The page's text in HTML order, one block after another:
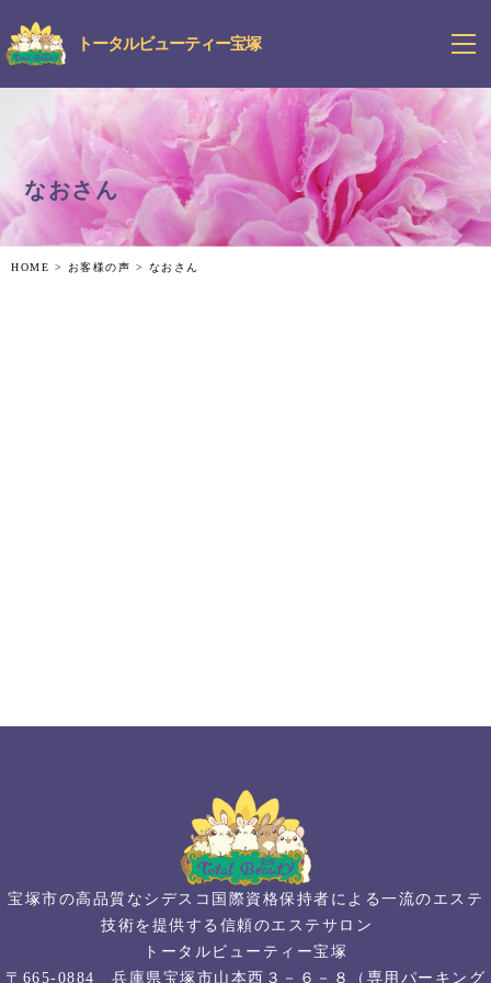
トータルビューティー宝塚
なおさん
HOME > お客様の声 > なおさん
宝塚市の高品質なシデスコ国際資格保持者による一流のエステ
技術を提供する信頼のエステサロン
トータルビューティー宝塚
〒665-0884 兵庫県宝塚市山本西３－６－８（専用パーキング